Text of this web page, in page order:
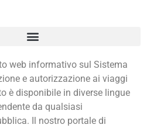
web informativo sul Sistema
e autorizzazione ai viaggi
è disponibile in diverse lingue
da qualsiasi
Il nostro portale di